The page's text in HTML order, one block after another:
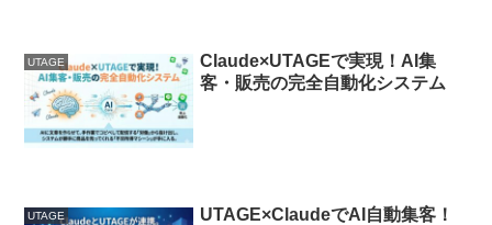
UTAGE
Claude×UTAGEで実現！AI集
客・販売の完全自動化システム
UTAGE
UTAGE×ClaudeでAI自動集客！